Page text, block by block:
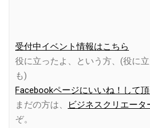
受付中イベント情報はこちら
役に立ったよ、という方、(役に
も)
Facebookページにいいね！して
まだの方は、
ビジネスクリエー
ぞ。